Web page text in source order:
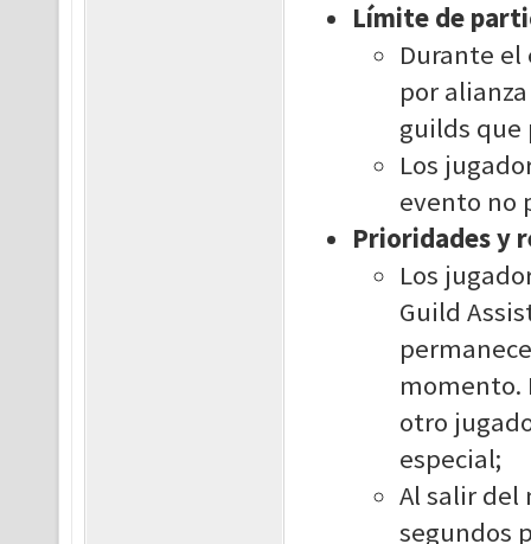
Límite de
Durante
por
guilds que
Los
evento no
Prioridades y
Los
Guild
momento.
otro
especial;
Al salir del
segundos